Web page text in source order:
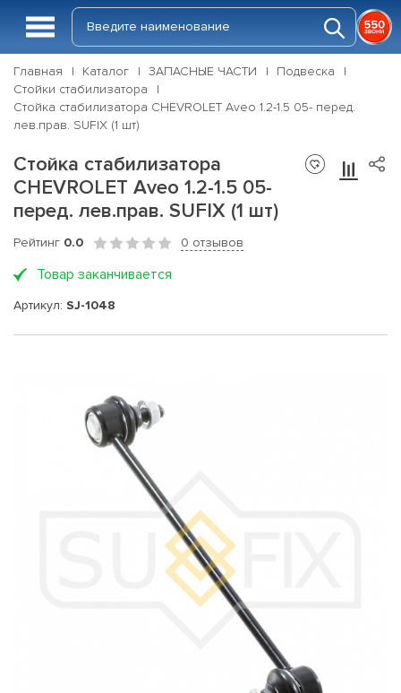
Главная Каталог ЗАПАСНЫЕ ЧАСТИ
Подвеска
Стойки стабилизатора
Стойка стабилизатора CHEVROLET Aveo 1.2-1.5 05- перед.
лев.прав. SUFIX (1 шт)
Стойка стабилизатора
CHEVROLET Aveo 1.2-1.5 05-
перед. лев.прав. SUFIX (1 шт)
Рейтинг 0.0 0 отзывов
Товар заканчивается
Артикул: SJ-1048